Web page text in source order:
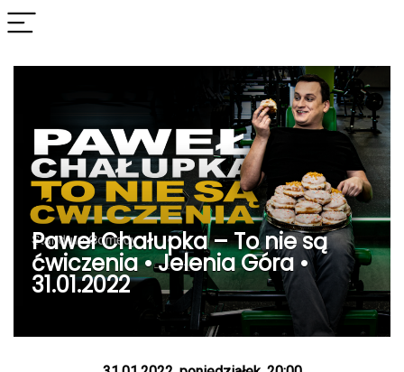
Paweł Chałupka – To nie są
ćwiczenia • Jelenia Góra •
31.01.2022